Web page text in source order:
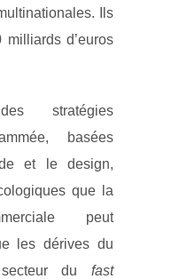
Ils
d’euros
stratégies
basées
et le design,
que la
peut
les dérives du
du fast